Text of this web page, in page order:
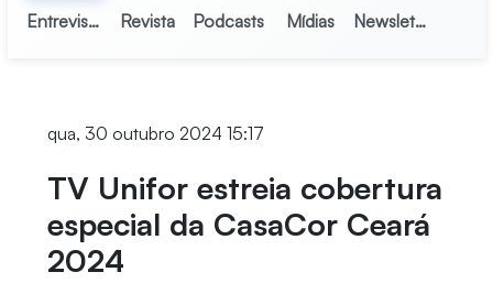
Entrevistas Revista Podcasts Mídias Newsletter
qua, 30 outubro 2024 15:17
TV Unifor estreia cobertura
especial da CasaCor Ceará
2024